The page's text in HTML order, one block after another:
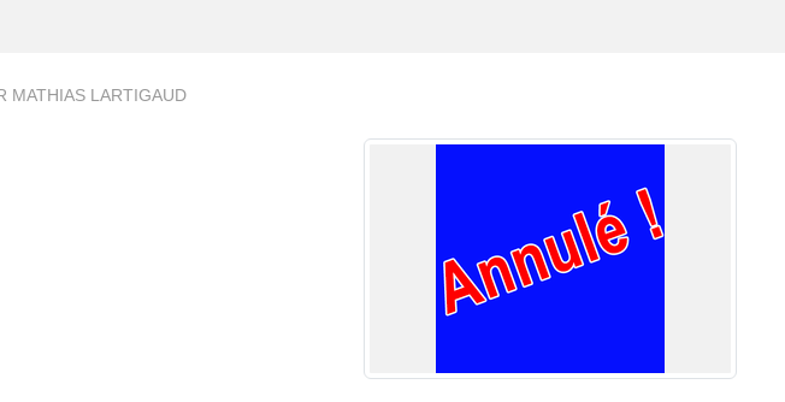
MATHIAS LARTIGAUD